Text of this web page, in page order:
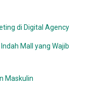
di Digital Agency
Mall yang Wajib
Maskulin